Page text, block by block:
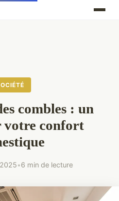
combles : un
votre confort
•6 min de lecture